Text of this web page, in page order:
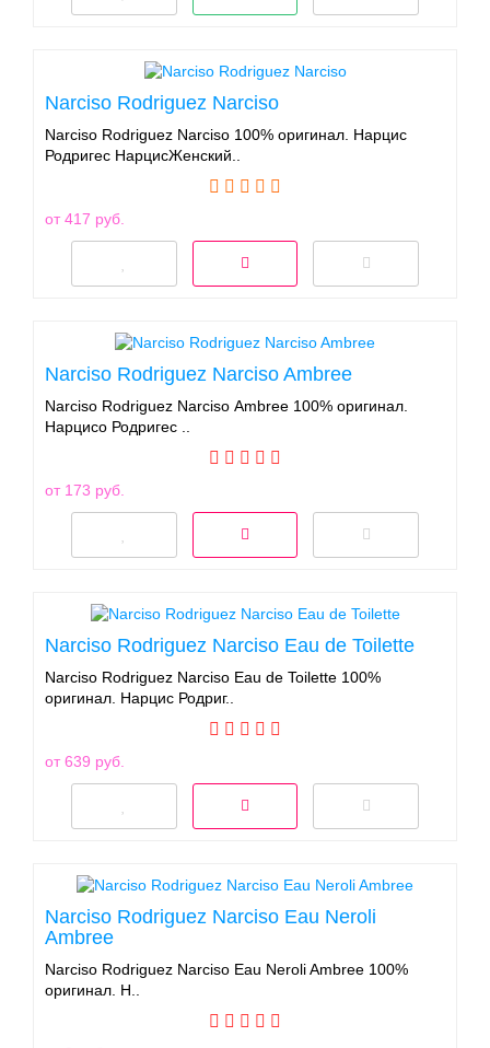
Narciso Rodriguez Narciso
Narciso Rodriguez Narciso 100% оригинал. Нарцис
Родригес НарцисЖенский..
от 417 руб.
Narciso Rodriguez Narciso Ambree
Narciso Rodriguez Narciso Ambree 100% оригинал.
Нарцисо Родригес ..
от 173 руб.
Narciso Rodriguez Narciso Eau de Toilette
Narciso Rodriguez Narciso Eau de Toilette 100%
оригинал. Нарцис Родриг..
от 639 руб.
Narciso Rodriguez Narciso Eau Neroli
Ambree
Narciso Rodriguez Narciso Eau Neroli Ambree 100%
оригинал. Н..